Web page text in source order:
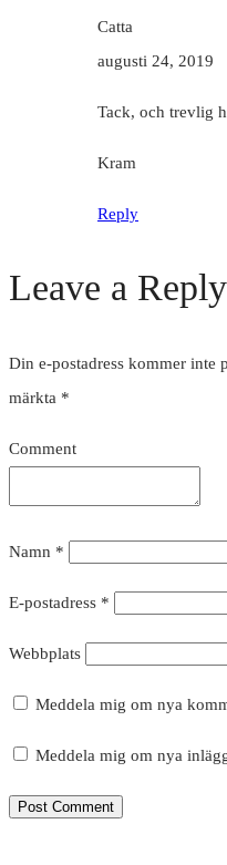
Catta
augusti 24, 2019
Tack, och trevlig
Kram
Reply
Leave a Reply
Din e-postadress kommer inte
märkta *
Comment
Namn *
E-postadress *
Webbplats
Meddela mig om nya
Meddela mig om nya